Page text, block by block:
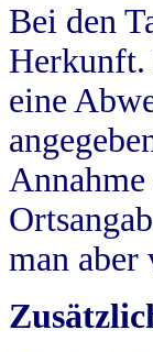
Bei den
Herkunft.
eine
man aber